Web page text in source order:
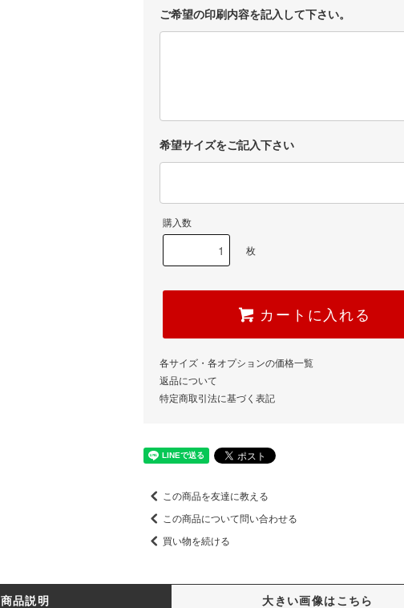
ご希望の印刷内容を記入して下さい。
希望サイズをご記入下さい
購入数
枚
カートに入れる
各サイズ・各オプションの価格一覧
返品について
特定商取引法に基づく表記
この商品を友達に教える
この商品について問い合わせる
買い物を続ける
商品説明 大きい画像はこちら